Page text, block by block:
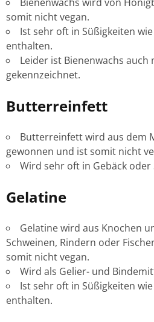
somit nicht vegan.
Ist sehr oft in Süßigkeiten
enthalten.
Leider ist Bienenwachs auch
gekennzeichnet.
Butterreinfett
Butterreinfett wird aus dem
gewonnen und ist somit nicht
Wird sehr oft in Gebäck
Gelatine
Gelatine wird aus Knochen
Schweinen, Rindern oder
somit nicht vegan.
Wird als Gelier- und
Ist sehr oft in Süßigkeiten
enthalten.